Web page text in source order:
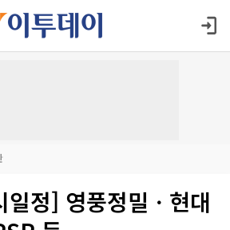
일정] 영풍정밀ㆍ현대